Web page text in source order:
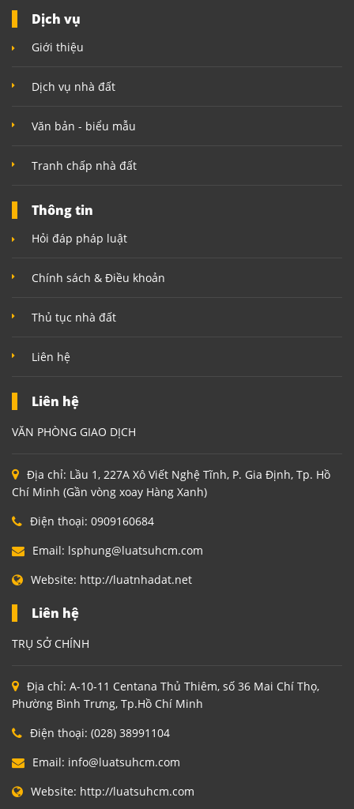
Dịch vụ
Giới thiệu
Dịch vụ nhà đất
Văn bản - biểu mẫu
Tranh chấp nhà đất
Thông tin
Hỏi đáp pháp luật
Chính sách & Điều khoản
Thủ tục nhà đất
Liên hệ
Liên hệ
VĂN PHÒNG GIAO DỊCH
Địa chỉ: Lầu 1, 227A Xô Viết Nghệ Tĩnh, P. Gia Định, Tp. Hồ
Chí Minh (Gần vòng xoay Hàng Xanh)
Điện thoại: 0909160684
Email: lsphung@luatsuhcm.com
Website: http://luatnhadat.net
Liên hệ
TRỤ SỞ CHÍNH
Địa chỉ: A-10-11 Centana Thủ Thiêm, số 36 Mai Chí Thọ,
Phường Bình Trưng, Tp.Hồ Chí Minh
Điện thoại: (028) 38991104
Email: info@luatsuhcm.com
Website: http://luatsuhcm.com